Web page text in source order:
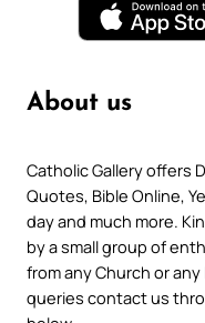
About us
Catholic Gallery offers
Quotes, Bible Online,
day and much more.
by a small group of
from any Church or
queries contact us